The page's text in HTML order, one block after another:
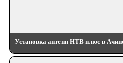
Установка антенн НТВ плюс в